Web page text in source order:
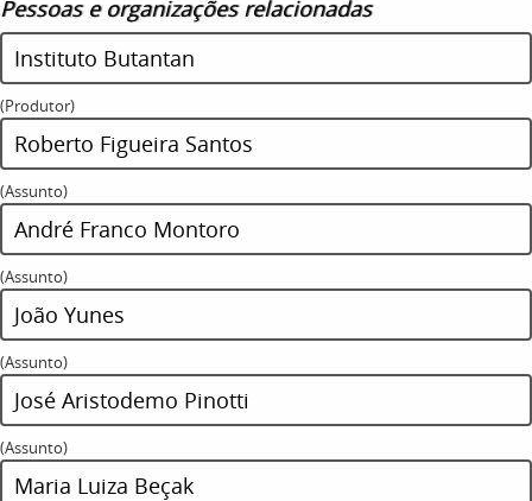
Pessoas e organizações relacionadas
Instituto Butantan
(Produtor)
Roberto Figueira Santos
(Assunto)
André Franco Montoro
(Assunto)
João Yunes
(Assunto)
José Aristodemo Pinotti
(Assunto)
Maria Luiza Beçak